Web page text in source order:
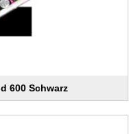
600 Schwarz